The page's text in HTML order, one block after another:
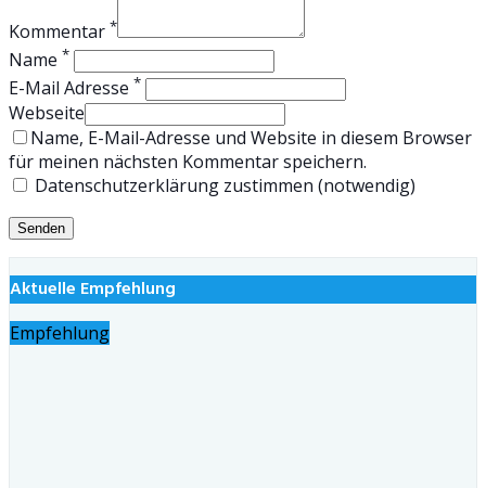
Kommentar *
Name *
E-Mail Adresse *
Webseite
Name, E-Mail-Adresse und Website in diesem Browser
für meinen nächsten Kommentar speichern.
Datenschutzerklärung zustimmen (notwendig)
Aktuelle Empfehlung
Empfehlung